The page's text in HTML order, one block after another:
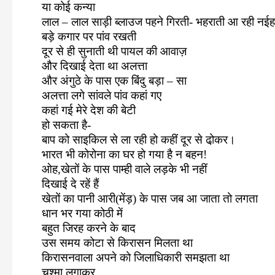
या कोई कन्या
लाल – लाल साड़ी ब्लाउज पहने गिरती- भहराती आ रही
बड़े कगार पर पांव रखती
दूर से ही सुनाती थी पायल की आवाज़
और दिखाई देता था अलत्ता
और अंगुठे के पास एक बिंदु बड़ा – सा
अलत्ता लगे सांवले पांव कहां गए
कहां गई मेरे देश की बेटी
हो सकता है-
बाप को साइकिल से ला रही हो कहीं दूर से ढो़कर।
भारत भी कोरोना का घर हो गया है न बहन!
ओह,खेतों के पास पाम्ही वाले लड़के भी नहीं
दिखाई दे रहें हैं
खेतों का पानी आरी(मेंड़) के पास जब आ जाता तो लगता
धान भर गया कोठी में
बहुत जिरह करने के बाद
उस समय कोटा से किरासन मिलता था
किरासनवाला अपने को जिलाधिकारी समझता था
चश्मा लगाकर